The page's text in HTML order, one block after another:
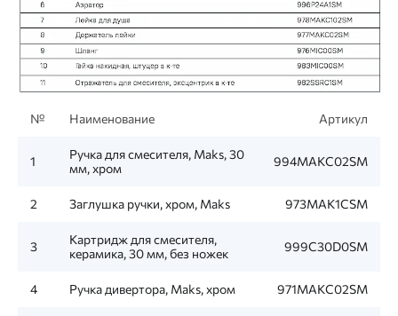
№ Наименование Артикул
1
Ручка для смесителя, Maks, 30
мм, хром
994MAKC02SM
2 Заглушка ручки, хром, Maks 973MAK1CSM
3
Картридж для смесителя,
керамика, 30 мм, без ножек
999C30D0SM
4 Ручка дивертора, Maks, хром 971MAKC02SM